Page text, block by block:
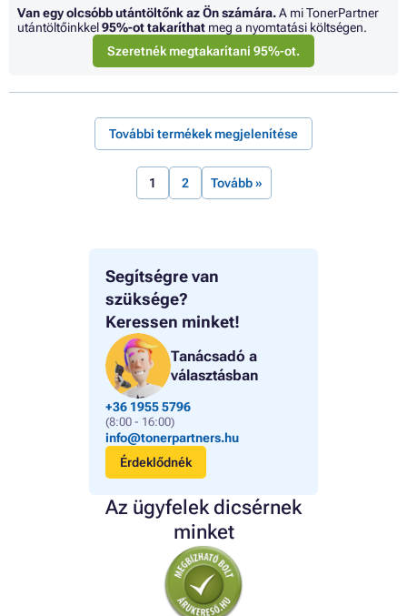
Segítségre van
szüksége?
Keressen minket!
Tanácsadó a
választásban
+36 1955 5796
(8:00 - 16:00)
info@tonerpartners.hu
Érdeklődnék
Az ügyfelek dicsérnek
minket
Van egy olcsóbb utántöltőnk az Ön számára.A mi TonerPartner
utántöltőinkkel95%-ot takaríthat meg a nyomtatási költségen.
Szeretnék megtakarítani 95%-ot.
További termékek megjelenítése
1 2 Tovább »